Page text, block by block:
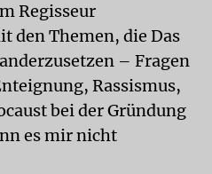
Regisseur
den Themen, die Das
– Fragen
Rassismus,
bei der Gründung
es mir nicht